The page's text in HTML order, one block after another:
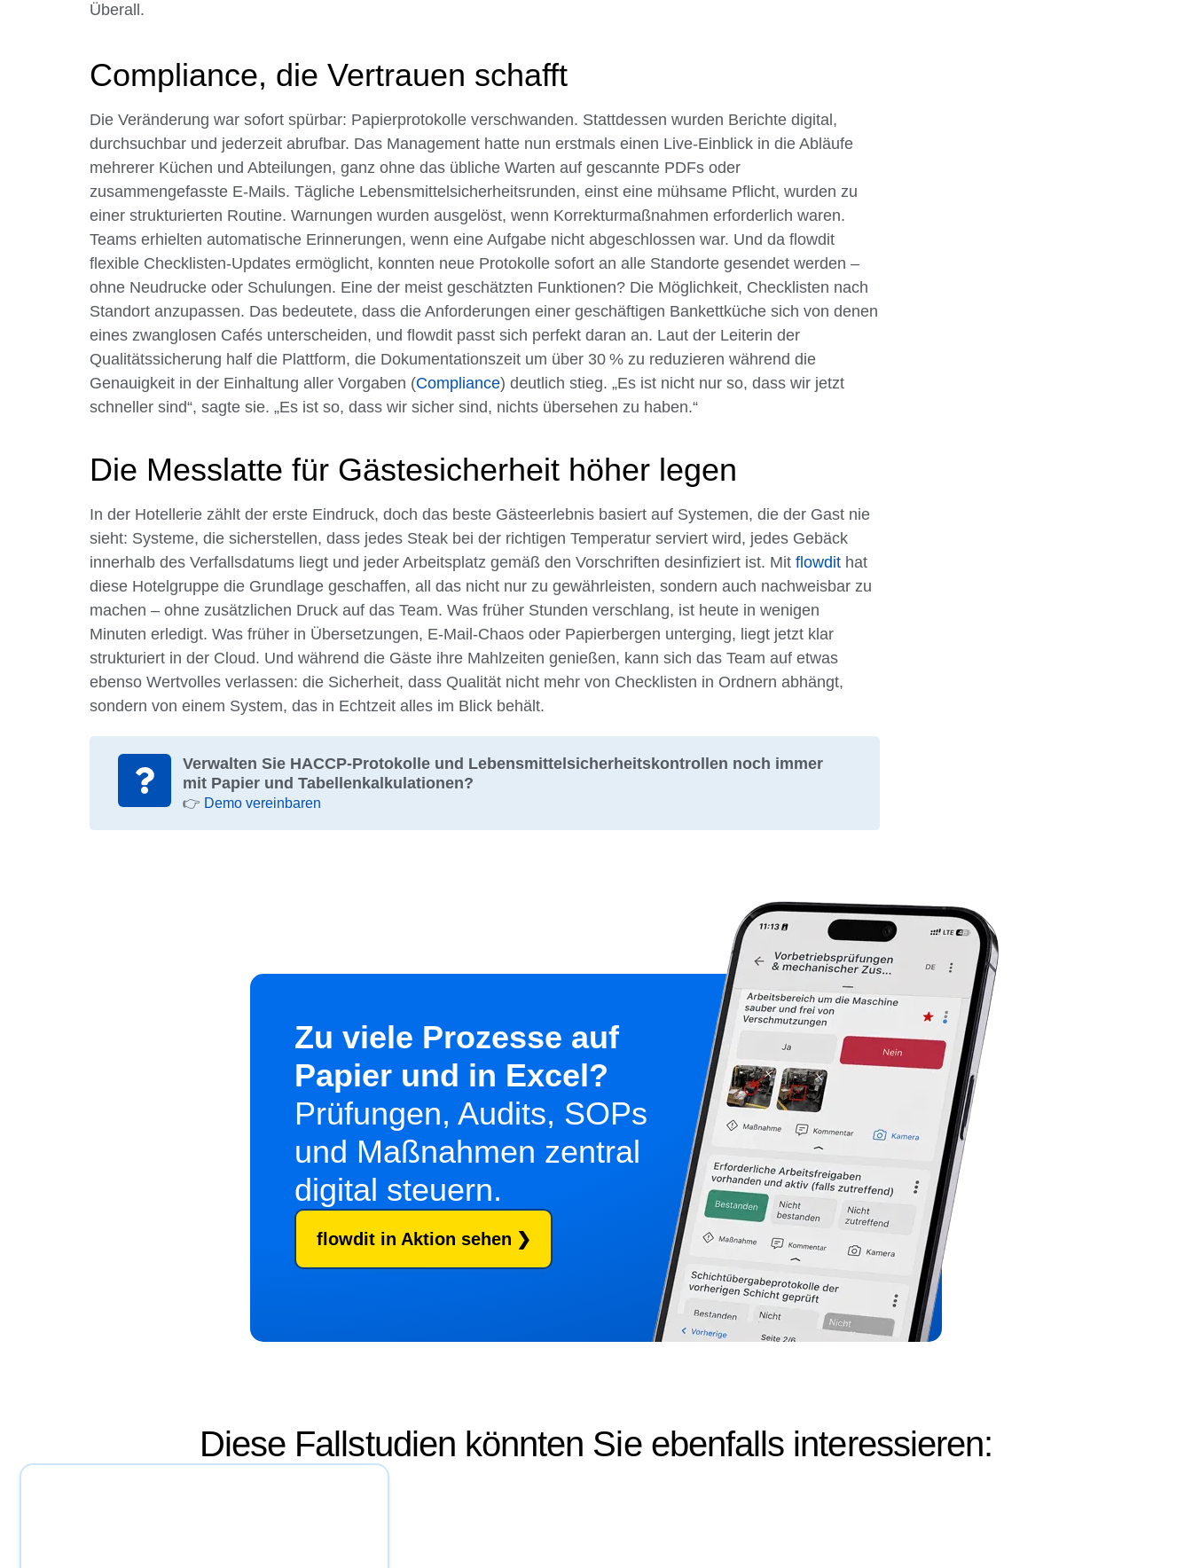
Überall.
Compliance, die Vertrauen schafft
Die Veränderung war sofort spürbar: Papierprotokolle verschwanden. Stattdessen wurden Berichte digital,
durchsuchbar und jederzeit abrufbar. Das Management hatte nun erstmals einen Live-Einblick in die Abläufe
mehrerer Küchen und Abteilungen, ganz ohne das übliche Warten auf gescannte PDFs oder
zusammengefasste E-Mails. Tägliche Lebensmittelsicherheitsrunden, einst eine mühsame Pflicht, wurden zu
einer strukturierten Routine. Warnungen wurden ausgelöst, wenn Korrekturmaßnahmen erforderlich waren.
Teams erhielten automatische Erinnerungen, wenn eine Aufgabe nicht abgeschlossen war. Und da flowdit
flexible Checklisten-Updates ermöglicht, konnten neue Protokolle sofort an alle Standorte gesendet werden –
ohne Neudrucke oder Schulungen. Eine der meist geschätzten Funktionen? Die Möglichkeit, Checklisten nach
Standort anzupassen. Das bedeutete, dass die Anforderungen einer geschäftigen Bankettküche sich von denen
eines zwanglosen Cafés unterscheiden, und flowdit passt sich perfekt daran an. Laut der Leiterin der
Qualitätssicherung half die Plattform, die Dokumentationszeit um über 30 % zu reduzieren während die
Genauigkeit in der Einhaltung aller Vorgaben (Compliance) deutlich stieg. „Es ist nicht nur so, dass wir jetzt
schneller sind“, sagte sie. „Es ist so, dass wir sicher sind, nichts übersehen zu haben.“
Die Messlatte für Gästesicherheit höher legen
In der Hotellerie zählt der erste Eindruck, doch das beste Gästeerlebnis basiert auf Systemen, die der Gast nie
sieht: Systeme, die sicherstellen, dass jedes Steak bei der richtigen Temperatur serviert wird, jedes Gebäck
innerhalb des Verfallsdatums liegt und jeder Arbeitsplatz gemäß den Vorschriften desinfiziert ist. Mit flowdithat
diese Hotelgruppe die Grundlage geschaffen, all das nicht nur zu gewährleisten, sondern auch nachweisbar zu
machen – ohne zusätzlichen Druck auf das Team. Was früher Stunden verschlang, ist heute in wenigen
Minuten erledigt. Was früher in Übersetzungen, E-Mail-Chaos oder Papierbergen unterging, liegt jetzt klar
strukturiert in der Cloud. Und während die Gäste ihre Mahlzeiten genießen, kann sich das Team auf etwas
ebenso Wertvolles verlassen: die Sicherheit, dass Qualität nicht mehr von Checklisten in Ordnern abhängt,
sondern von einem System, das in Echtzeit alles im Blick behält.
Verwalten Sie HACCP-Protokolle und Lebensmittelsicherheitskontrollen noch immer
mit Papier und Tabellenkalkulationen?
👉 Demo vereinbaren
Zu viele Prozesse auf
Papier und in Excel?
Prüfungen, Audits, SOPs
und Maßnahmen zentral
digital steuern.
flowdit in Aktion sehen
Diese Fallstudien könnten Sie ebenfalls interessieren: